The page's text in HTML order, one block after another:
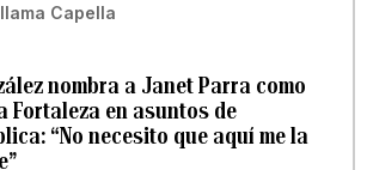
Capella
nombra a Janet Parra como
Fortaleza en asuntos de
“No necesito que aquí me la